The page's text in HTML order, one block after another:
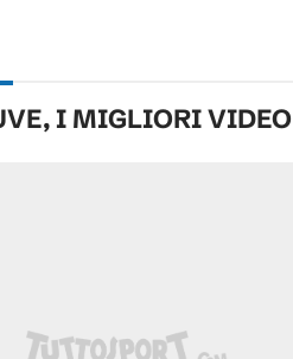
I MIGLIORI VIDEO